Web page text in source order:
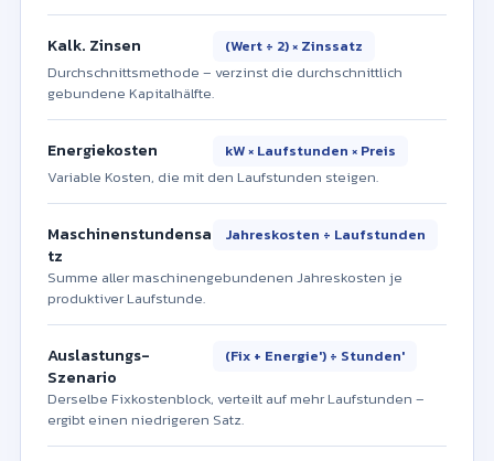
Kalk. Zinsen
(Wert ÷ 2) × Zinssatz
Durchschnittsmethode – verzinst die durchschnittlich
gebundene Kapitalhälfte.
Energiekosten
kW × Laufstunden × Preis
Variable Kosten, die mit den Laufstunden steigen.
Maschinenstundensa
tz
Jahreskosten ÷ Laufstunden
Summe aller maschinengebundenen Jahreskosten je
produktiver Laufstunde.
Auslastungs-
Szenario
(Fix + Energie′) ÷ Stunden′
Derselbe Fixkostenblock, verteilt auf mehr Laufstunden –
ergibt einen niedrigeren Satz.